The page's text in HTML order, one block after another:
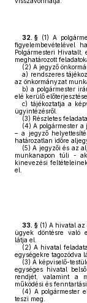
32. § (1) A
figyelembevételével
Polgármesteri
meghatározott
(2) A jegyző
a) rendszeres
az önkormányzat
b) a polgármester
elé kerülő
c) tájékoztatja a
ügyintézésről.
(3) Részletes
(4) A polgármester a
– a jegyző
határozatlan időre
(5) A jegyzői és az
munkanapon túli -
kinevezési
el.
33. § (1) A hivatal az
ügyek döntésre való
látja el.
(2) A hivatal
egységekre tagozódva
(3) A képviselő-
egységes hivatal
rendjét, valamint a
működési és
(4) A polgármester
teszi meg.